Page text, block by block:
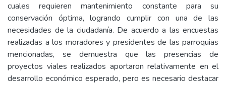
cuales requieren mantenimiento constante para su
conservación óptima, logrando cumplir con una de las
necesidades de la ciudadanía. De acuerdo a las encuestas
realizadas a los moradores y presidentes de las parroquias
mencionadas, se demuestra que las presencias de
proyectos viales realizados aportaron relativamente en el
desarrollo económico esperado, pero es necesario destacar